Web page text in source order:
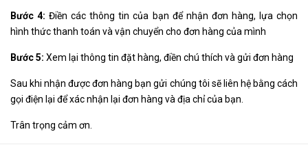
Bước 4: Điền các thông tin của bạn để nhận đơn hàng, lựa chọn
hình thức thanh toán và vận chuyển cho đơn hàng của mình
Bước 5: Xem lại thông tin đặt hàng, điền chú thích và gửi đơn hàng
Sau khi nhận được đơn hàng bạn gửi chúng tôi sẽ liên hệ bằng cách
gọi điện lại để xác nhận lại đơn hàng và địa chỉ của bạn.
Trân trọng cảm ơn.